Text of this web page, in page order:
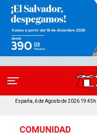
España, 6 de Agosto de 2026 19:45h
COMUNIDAD